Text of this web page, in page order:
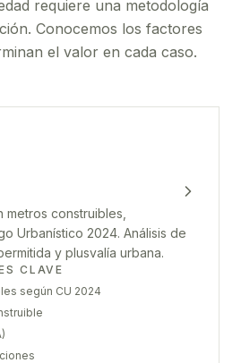
requiere una metodología
Conocemos los factores
el valor en cada caso.
metros construibles,
Urbanístico 2024. Análisis de
y plusvalía urbana.
CLAVE
según CU 2024